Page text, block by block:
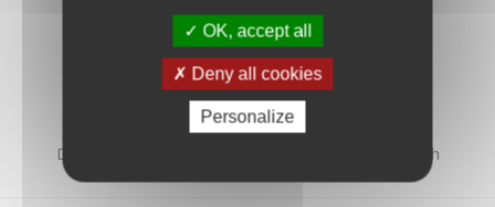
MAIRIE DE HOERDT
1, rue de la Tour - 67720 Hoerdt
Tél. : 03 88 68 20 10 - mairie@hoerdt.fr
Du lundi au vendredi de 8h à 12h et de 14h à 18h
OK, accept all
Deny all cookies
Personalize